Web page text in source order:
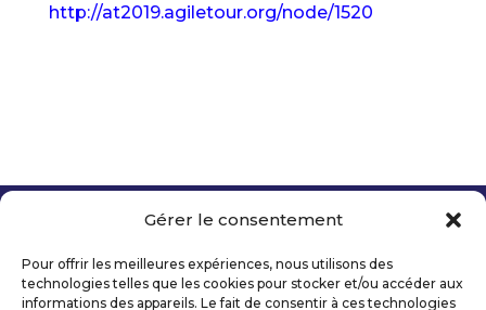
Gérer le consentement
Pour offrir les meilleures expériences, nous utilisons des
technologies telles que les cookies pour stocker et/ou accéder aux
informations des appareils. Le fait de consentir à ces technologies
http://at2019.agiletour.org/node/1520
Mentions légales
Politique de confidentialité